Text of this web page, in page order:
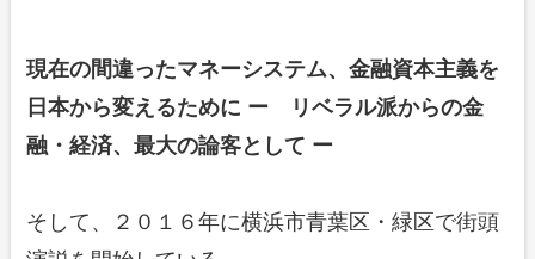
現在の間違ったマネーシステム、金融資本主義を
日本から変えるために ー リベラル派からの金
融・経済、最大の論客として ー
そして、２０１６年に横浜市青葉区・緑区で街頭